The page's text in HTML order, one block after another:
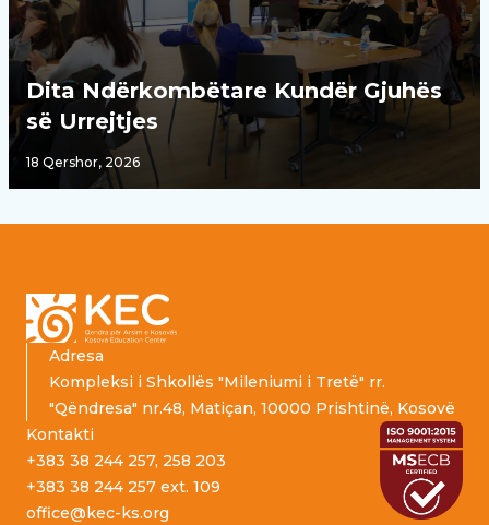
Dita Ndërkombëtare Kundër Gjuhës
së Urrejtjes
18 Qershor, 2026
Adresa
Kompleksi i Shkollës "Mileniumi i Tretë" rr.
"Qëndresa" nr.48, Matiçan, 10000 Prishtinë, Kosovë
Kontakti
+383 38 244 257, 258 203
+383 38 244 257 ext. 109
office@kec-ks.org